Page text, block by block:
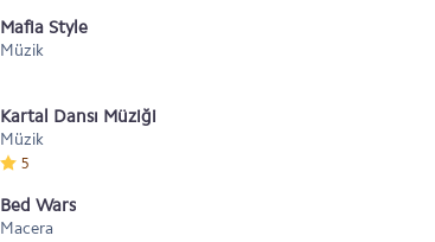
Mafia Style
Müzik
Kartal Dansı Müziği
Müzik
5
Bed Wars
Macera